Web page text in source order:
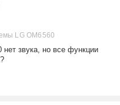
LG OM6560
нет звука, но все функции